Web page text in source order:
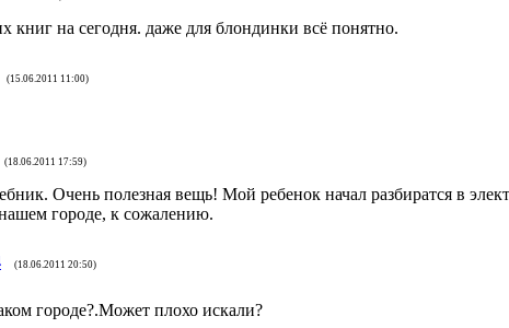
книг на сегодня. даже для блондинки всё понятно.
(15.06.2011 11:00)
(18.06.2011 17:59)
Очень полезная вещь! Мой ребенок начал разбиратся в
городе, к сожалению.
(18.06.2011 20:50)
городе?.Может плохо искали?